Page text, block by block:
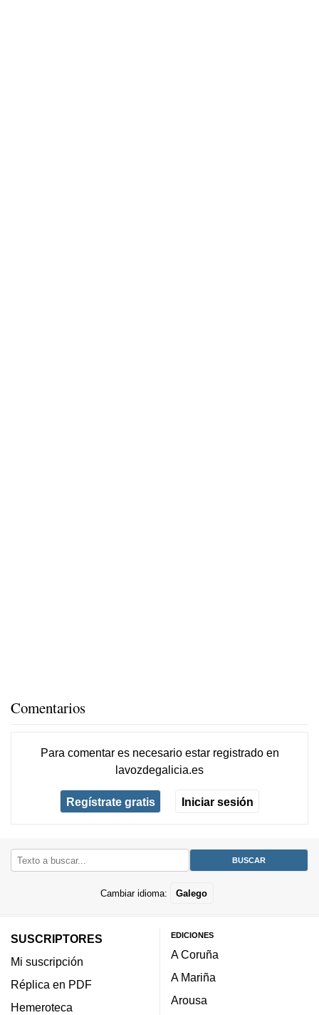
Comentarios
Para comentar es necesario estar registradoen
lavozdegalicia.es
Regístrate gratis Iniciar sesión
Cambiar idioma: Galego
SUSCRIPTORES
Mi suscripción
Réplica en PDF
Hemeroteca
EDICIONES
A Coruña
A Mariña
Arousa